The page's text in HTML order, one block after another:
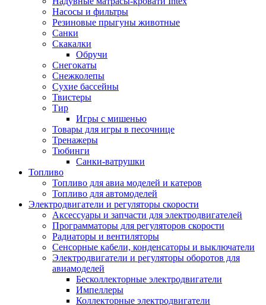
Насосы и фильтры
Резиновые прыгуны животные
Санки
Скакалки
Обручи
Снегокаты
Снежколепы
Сухие бассейны
Твистеры
Тир
Игры с мишенью
Товары для игры в песочнице
Тренажеры
Тюбинги
Санки-ватрушки
Топливо
Топливо для авиа моделей и катеров
Топливо для автомоделей
Электродвигатели и регуляторы скорости
Аксессуары и запчасти для электродвигателей
Программаторы для регуляторов скорости
Радиаторы и вентиляторы
Сенсорные кабели, конденсаторы и выключатели
Электродвигатели и регуляторы оборотов для
авиамоделей
Бесколлекторные электродвигатели
Импеллеры
Коллекторные электродвигатели